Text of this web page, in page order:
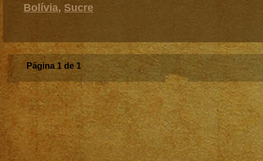
Bolívia, Sucre
Página 1 de 1